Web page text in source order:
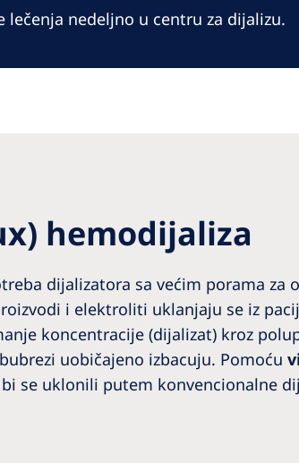
nedeljno u centru za dijalizu.
hemodijaliza
dijalizatora sa većim porama
i elektroliti uklanjaju se iz
koncentracije (dijalizat) kroz
uobičajeno izbacuju. Pomoću
se uklonili putem konvencionalne